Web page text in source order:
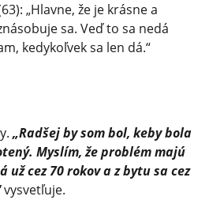
„Hlavne, že je krásne a
sa. Veď to sa nedá
kedykoľvek sa len dá.“
„Radšej by som bol, keby bola
Myslím, že problém majú
cez 70 rokov a z bytu sa cez
vysvetľuje.